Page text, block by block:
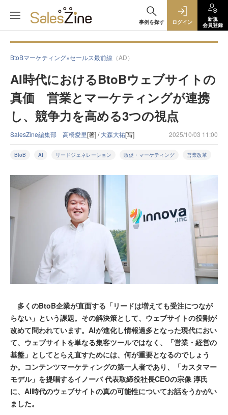
事例を探す ログイン
新規
会員登録
BtoBマーケティング×セールス最前線 （AD）
AI時代におけるBtoBウェブサイトの
真価 営業とマーケティングが連携
し、競争力を高める3つの視点
SalesZine編集部 高橋愛里[著] /大森大祐[写] 2025/10/03 11:00
BtoB AI リードジェネレーション 販促・マーケティング 営業改革
多くのBtoB企業が直面する「リードは増えても受注につなが
らない」という課題。その解決策として、ウェブサイトの役割が
改めて問われています。AIが進化し情報過多となった現代におい
て、ウェブサイトを単なる集客ツールではなく、「営業・経営の
基盤」としてとらえ直すためには、何が重要となるのでしょう
か。コンテンツマーケティングの第一人者であり、「カスタマー
モデル」を提唱するイノーバ 代表取締役社長CEOの宗像 淳氏
に、AI時代のウェブサイトの真の可能性についてお話をうかがい
ました。